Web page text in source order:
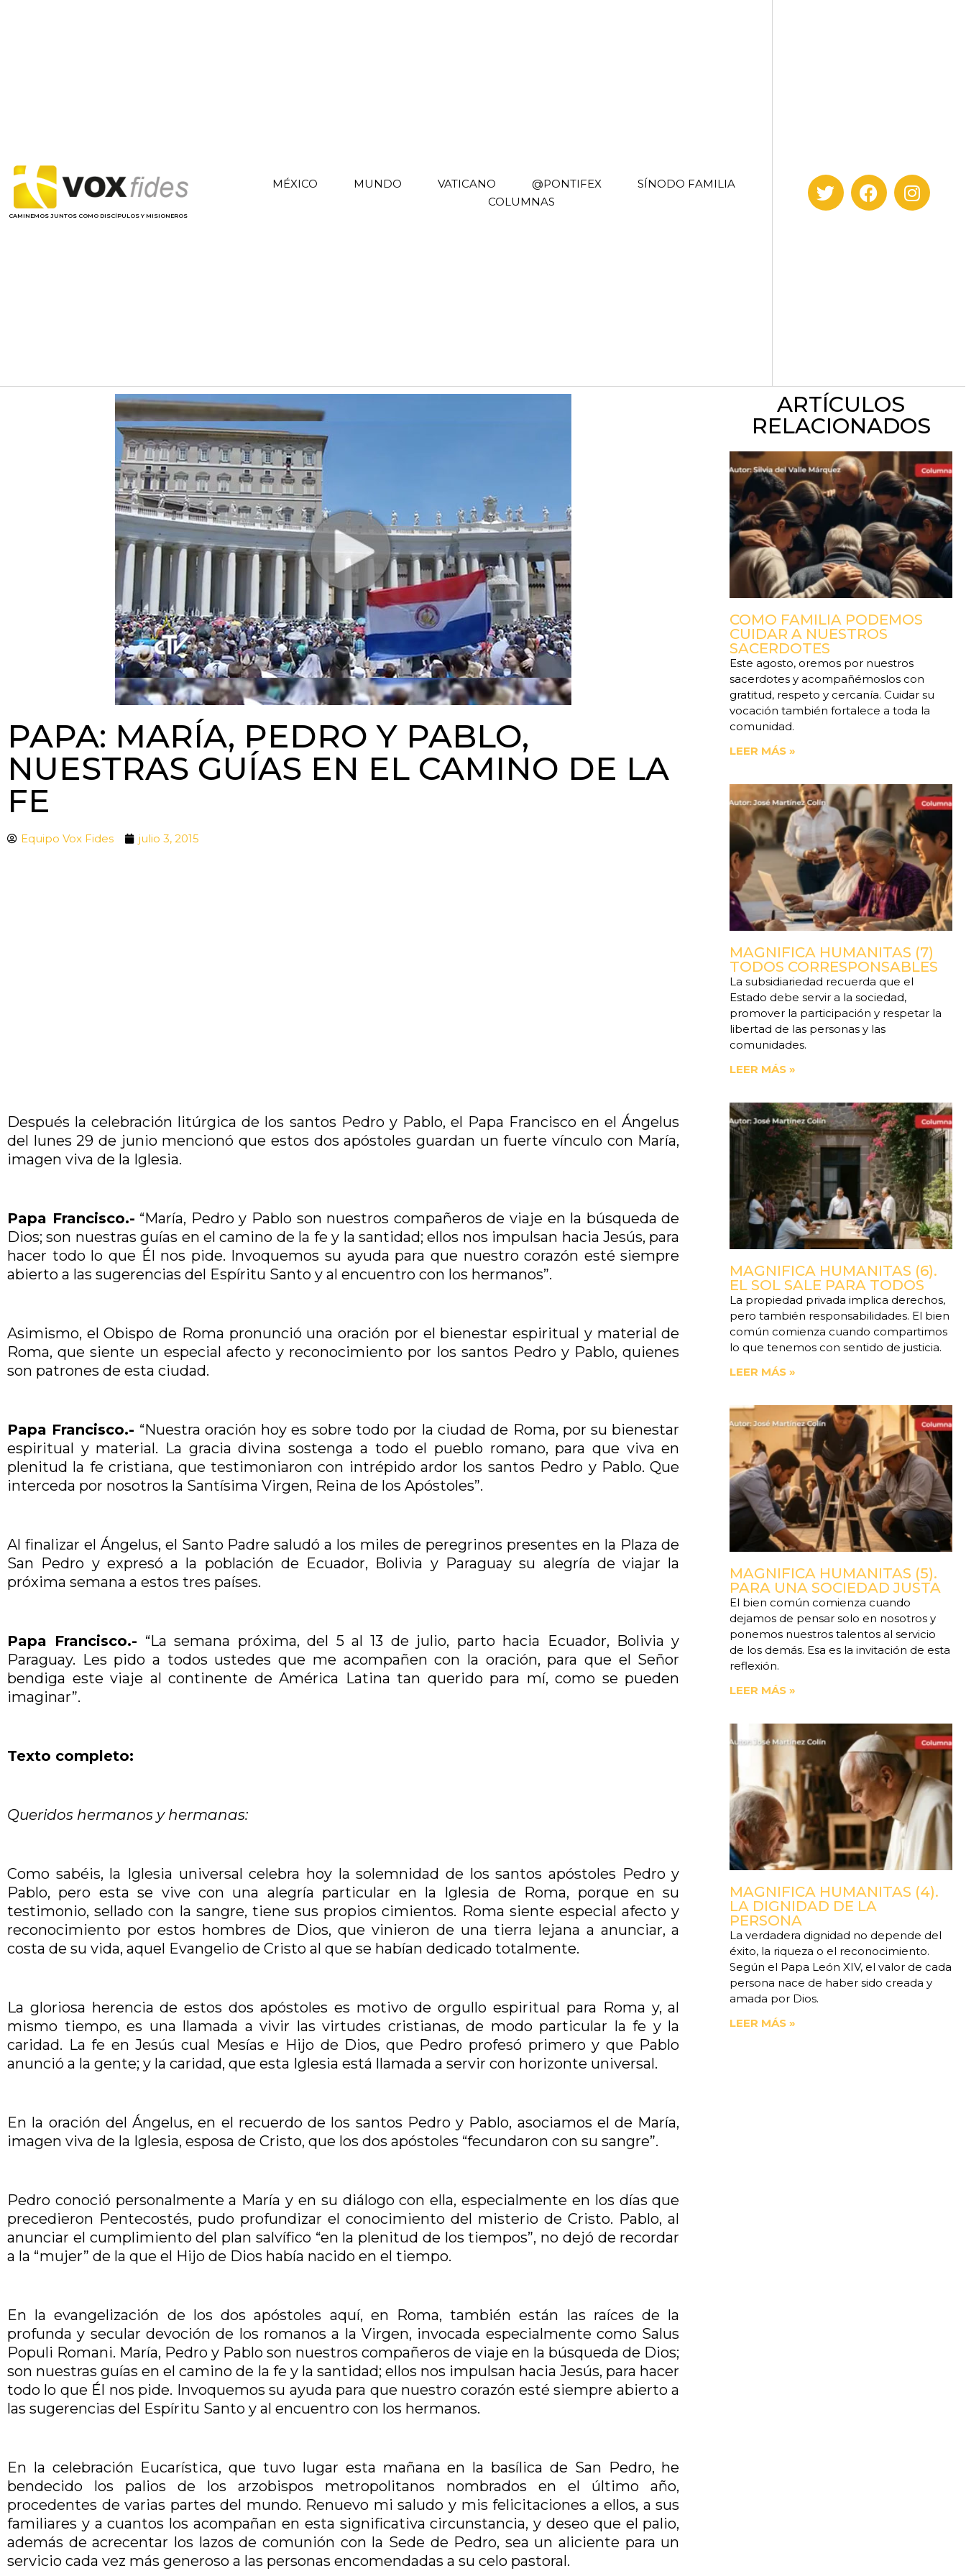
CAMINEMOS JUNTOS COMO DISCÍPULOS Y MISIONEROS
MÉXICO MUNDO VATICANO @PONTIFEX
SÍNODO FAMILIA
COLUMNAS
PAPA: MARÍA, PEDRO Y PABLO,
NUESTRAS GUÍAS EN EL CAMINO DE LA
FE
Equipo Vox Fides julio 3, 2015
Después la celebración litúrgica de los santos Pedro y Pablo, el Papa Francisco en el Ángelus
del lunes 29 de junio mencionó que estos dos apóstoles guardan un fuerte vínculo con María,
imagen viva de la Iglesia.
Papa Francisco.- “María, Pedro y Pablo son nuestros compañeros de viaje en la búsqueda de
Dios; son nuestras guías en el camino de la fe y la santidad; ellos nos impulsan hacia Jesús, para
hacer todo lo que Él nos pide. Invoquemos su ayuda para que nuestro corazón esté siempre
abierto a las sugerencias del Espíritu Santo y al encuentro con los hermanos”.
Asimismo, el Obispo de Roma pronunció una oración por el bienestar espiritual y material de
Roma, que siente un especial afecto y reconocimiento por los santos Pedro y Pablo, quienes
son patrones de esta ciudad.
Papa Francisco.- “Nuestra oración hoy es sobre todo por la ciudad de Roma, por su bienestar
espiritual y material. La gracia divina sostenga a todo el pueblo romano, para que viva en
plenitud la fe cristiana, que testimoniaron con intrépido ardor los santos Pedro y Pablo. Que
interceda por nosotros la Santísima Virgen, Reina de los Apóstoles”.
Al finalizar el Ángelus, el Santo Padre saludó a los miles de peregrinos presentes en la Plaza de
San Pedro y expresó a la población de Ecuador, Bolivia y Paraguay su alegría de viajar la
próxima semana a estos tres países.
Papa Francisco.- “La semana próxima, del 5 al 13 de julio, parto hacia Ecuador, Bolivia y
Paraguay. Les pido a todos ustedes que me acompañen con la oración, para que el Señor
bendiga este viaje al continente de América Latina tan querido para mí, como se pueden
imaginar”.
Texto completo:
Queridos hermanos y hermanas:
Como sabéis, la Iglesia universal celebra hoy la solemnidad de los santos apóstoles Pedro y
Pablo, pero esta se vive con una alegría particular en la Iglesia de Roma, porque en su
testimonio, sellado con la sangre, tiene sus propios cimientos. Roma siente especial afecto y
reconocimiento por estos hombres de Dios, que vinieron de una tierra lejana a anunciar, a
costa de su vida, aquel Evangelio de Cristo al que se habían dedicado totalmente.
La gloriosa herencia de estos dos apóstoles es motivo de orgullo espiritual para Roma y, al
mismo tiempo, es una llamada a vivir las virtudes cristianas, de modo particular la fe y la
caridad. La fe en Jesús cual Mesías e Hijo de Dios, que Pedro profesó primero y que Pablo
anunció a la gente; y la caridad, que esta Iglesia está llamada a servir con horizonte universal.
En la oración del Ángelus, en el recuerdo de los santos Pedro y Pablo, asociamos el de María,
imagen viva de la Iglesia, esposa de Cristo, que los dos apóstoles “fecundaron con su sangre”.
Pedro conoció personalmente a María y en su diálogo con ella, especialmente en los días que
precedieron Pentecostés, pudo profundizar el conocimiento del misterio de Cristo. Pablo, al
anunciar el cumplimiento del plan salvífico “en la plenitud de los tiempos”, no dejó de recordar
a la “mujer” de la que el Hijo de Dios había nacido en el tiempo.
En la evangelización de los dos apóstoles aquí, en Roma, también están las raíces de la
profunda y secular devoción de los romanos a la Virgen, invocada especialmente como Salus
Populi Romani. María, Pedro y Pablo son nuestros compañeros de viaje en la búsqueda de Dios;
son nuestras guías en el camino de la fe y la santidad; ellos nos impulsan hacia Jesús, para hacer
todo lo que Él nos pide. Invoquemos su ayuda para que nuestro corazón esté siempre abierto a
las sugerencias del Espíritu Santo y al encuentro con los hermanos.
En la celebración Eucarística, que tuvo lugar esta mañana en la basílica de San Pedro, he
bendecido los palios de los arzobispos metropolitanos nombrados en el último año,
procedentes de varias partes del mundo. Renuevo mi saludo y mis felicitaciones a ellos, a sus
familiares y a cuantos los acompañan en esta significativa circunstancia, y deseo que el palio,
además de acrecentar los lazos de comunión con la Sede de Pedro, sea un aliciente para un
servicio cada vez más generoso a las personas encomendadas a su celo pastoral.
ARTÍCULOS
RELACIONADOS
COMO FAMILIA PODEMOS
CUIDAR A NUESTROS
SACERDOTES
Este agosto, oremos por nuestros
sacerdotes y acompañémoslos con
gratitud, respeto y cercanía. Cuidar su
vocación también fortalece a toda la
comunidad.
LEER MÁS »
MAGNIFICA HUMANITAS (7)
TODOS CORRESPONSABLES
La subsidiariedad recuerda que el
Estado debe servir a la sociedad,
promover la participación y respetar la
libertad de las personas y las
comunidades.
LEER MÁS »
MAGNIFICA HUMANITAS (6).
EL SOL SALE PARA TODOS
La propiedad privada implica derechos,
pero también responsabilidades. El bien
común comienza cuando compartimos
lo que tenemos con sentido de justicia.
LEER MÁS »
MAGNIFICA HUMANITAS (5).
PARA UNA SOCIEDAD JUSTA
El bien común comienza cuando
dejamos de pensar solo en nosotros y
ponemos nuestros talentos al servicio
de los demás. Esa es la invitación de esta
reflexión.
LEER MÁS »
MAGNIFICA HUMANITAS (4).
LA DIGNIDAD DE LA
PERSONA
La verdadera dignidad no depende del
éxito, la riqueza o el reconocimiento.
Según el Papa León XIV, el valor de cada
persona nace de haber sido creada y
amada por Dios.
LEER MÁS »